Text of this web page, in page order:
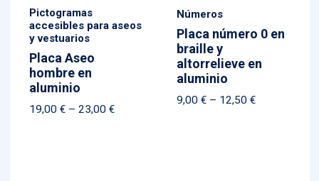
Pictogramas
accesibles para aseos
y vestuarios
Placa Aseo
hombre en
aluminio
19,00€ – 23,00€Price
Números
Placa número 0 en
braille y
altorrelieve en
aluminio
9,00 € – 12,50 €Price